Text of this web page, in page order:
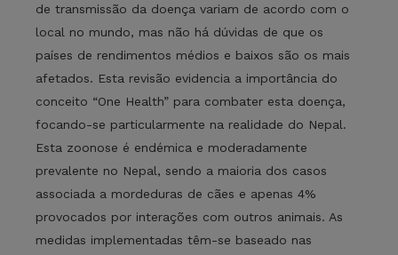
de transmissão da doença variam de acordo com o
local no mundo, mas não há dúvidas de que os
países de rendimentos médios e baixos são os mais
afetados. Esta revisão evidencia a importância do
conceito “One Health” para combater esta doença,
focando-se particularmente na realidade do Nepal.
Esta zoonose é endémica e moderadamente
prevalente no Nepal, sendo a maioria dos casos
associada a mordeduras de cães e apenas 4%
provocados por interações com outros animais. As
medidas implementadas têm-se baseado nas